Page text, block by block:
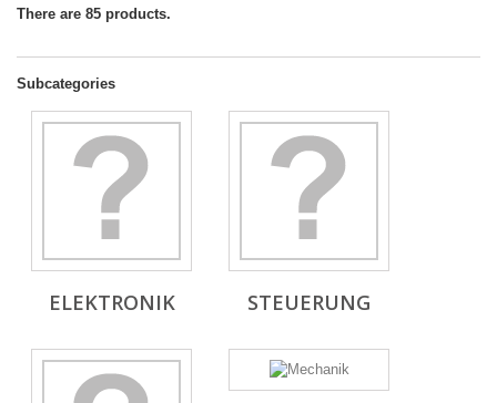
There are 85 products.
Subcategories
ELEKTRONIK STEUERUNG